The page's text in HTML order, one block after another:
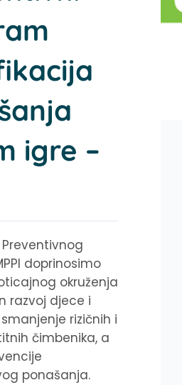
igre –
doprinosimo
okruženja
razvoj djece i
rizičnih i
čimbenika, a
ponašanja.